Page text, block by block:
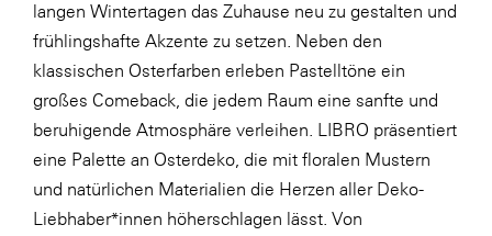
Johnson & Johnson
JELD-WEN DANA
kosaplaner
LAT Nitrogen
Libro
Lidl Österreich
langen Wintertagen das Zuhause neu zu gestalten und
frühlingshafte Akzente zu setzen. Neben den
klassischen Osterfarben erleben Pastelltöne ein
großes Comeback, die jedem Raum eine sanfte und
beruhigende Atmosphäre verleihen. LIBRO präsentiert
eine Palette an Osterdeko, die mit floralen Mustern
und natürlichen Materialien die Herzen aller Deko-
Liebhaber*innen höherschlagen lässt. Von